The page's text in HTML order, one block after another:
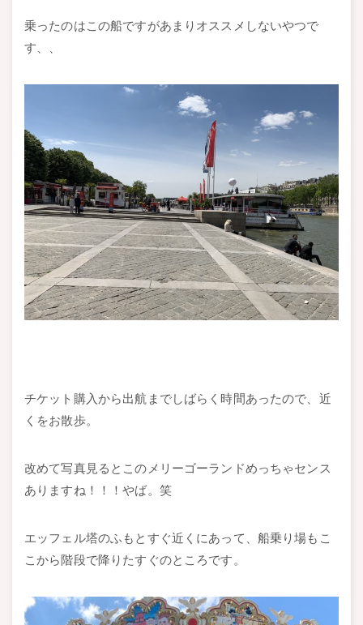
乗ったのはこの船ですがあまりオススメしないやつで
す、、
チケット購入から出航までしばらく時間あったので、近
くをお散歩。
改めて写真見るとこのメリーゴーランドめっちゃセンス
ありますね！！！やば。笑
エッフェル塔のふもとすぐ近くにあって、船乗り場もこ
こから階段で降りたすぐのところです。